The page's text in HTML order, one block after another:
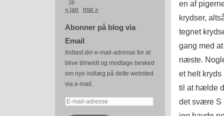
28
« jan mar »
Abonner på blog via
Email
Indtast din e-mail-adresse for at
blive tilmeldt og modtage besked
om nye indlæg på dette websted
via e-mail.
E-
en af
krydser,
tegnet
gang med
næste.
et helt
til at hælde
det svære S